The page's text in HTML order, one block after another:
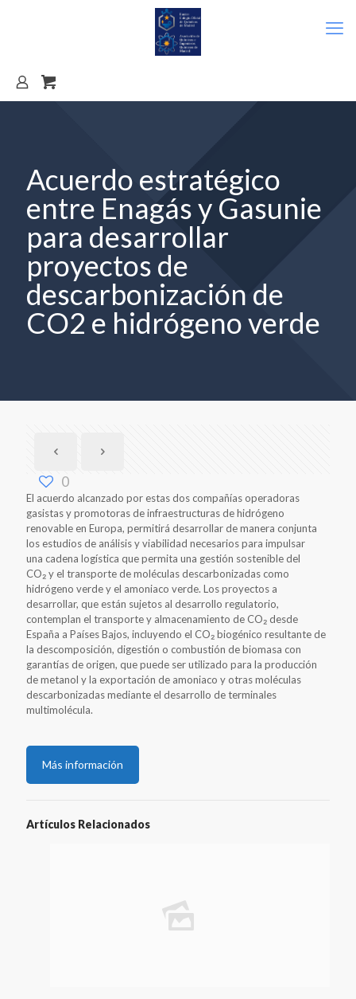
Acuerdo estratégico
entre Enagás y Gasunie
para desarrollar
proyectos de
descarbonización de
CO2 e hidrógeno verde
0
El acuerdo alcanzado por estas dos compañías operadoras
gasistas y promotoras de infraestructuras de hidrógeno
renovable en Europa, permitirá desarrollar de manera conjunta
los estudios de análisis y viabilidad necesarios para impulsar
una cadena logística que permita una gestión sostenible del
CO₂ y el transporte de moléculas descarbonizadas como
hidrógeno verde y el amoniaco verde. Los proyectos a
desarrollar, que están sujetos al desarrollo regulatorio,
contemplan el transporte y almacenamiento de CO₂ desde
España a Países Bajos, incluyendo el CO₂ biogénico resultante de
la descomposición, digestión o combustión de biomasa con
garantías de origen, que puede ser utilizado para la producción
de metanol y la exportación de amoniaco y otras moléculas
descarbonizadas mediante el desarrollo de terminales
multimolécula.
Más información
Artículos Relacionados